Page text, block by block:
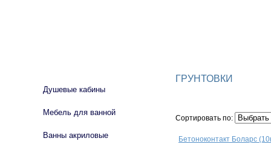
ГРУНТОВКИ
Сортировать по:
Бетоноконтакт Боларс
Душевые кабины
Мебель для ванной
Ванны акриловые